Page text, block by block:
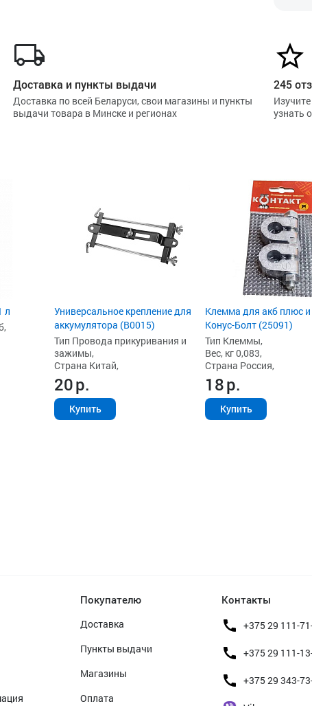
Доставка и пункты выдачи
Доставка по всей Беларуси, свои магазины и пункты
выдачи товара в Минске и регионах
245
узнать
л
Универсальное крепление для
аккумулятора (B0015)
Тип Провода прикуривания и
зажимы,
Страна Китай,
20р.
Купить
Клемма для акб плюс
Конус-Болт (25091)
Тип Клеммы,
Вес, кг 0,083,
Страна Россия,
18р.
Купить
Покупателю
Доставка
Пункты выдачи
Магазины
Оплата
Контакты
+375 29 111-
+375 29 111-
+375 29 343-